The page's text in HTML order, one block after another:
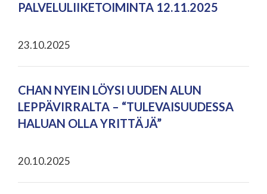
PALVELULIIKETOIMINTA 12.11.2025
23.10.2025
CHAN NYEIN LÖYSI UUDEN ALUN
LEPPÄVIRRALTA – “TULEVAISUUDESSA
HALUAN OLLA YRITTÄJÄ”
20.10.2025